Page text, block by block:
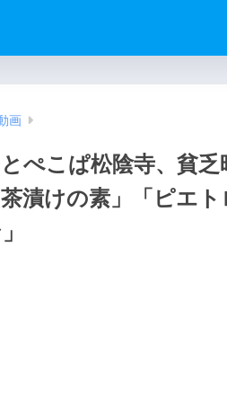
画
ぺこぱ松陰寺、貧
茶漬けの素」「ピエ